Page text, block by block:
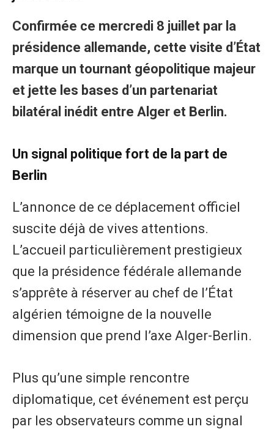
Confirmée ce mercredi 8 juillet par la
présidence allemande, cette visite d’État
marque un tournant géopolitique majeur
et jette les bases d’un partenariat
bilatéral inédit entre Alger et Berlin.
Un signal politique fort de la part de
Berlin
L’annonce de ce déplacement officiel
suscite déjà de vives attentions.
L’accueil particulièrement prestigieux
que la présidence fédérale allemande
s’apprête à réserver au chef de l’État
algérien témoigne de la nouvelle
dimension que prend l’axe Alger-Berlin.
Plus qu’une simple rencontre
diplomatique, cet événement est perçu
par les observateurs comme un signal